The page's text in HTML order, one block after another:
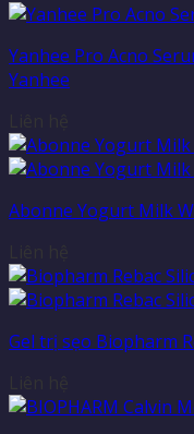
Yanhee Pro Acno
Yanhee
Abonne Yogurt Milk
Gel trị sẹo Biopharm